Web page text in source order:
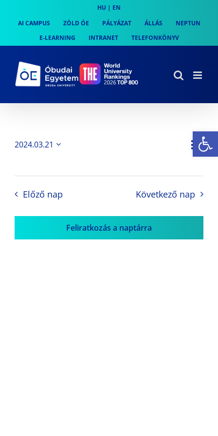
content
HU | EN
AI CAMPUS
ZÖLD ÓE PÁLYÁZAT ÁLLÁS
NEPTUN
E-LEARNING
INTRANET TELEFONKÖNYV
Nap
2024.03.21
Előző nap Következő nap
Feliratkozás a naptárra